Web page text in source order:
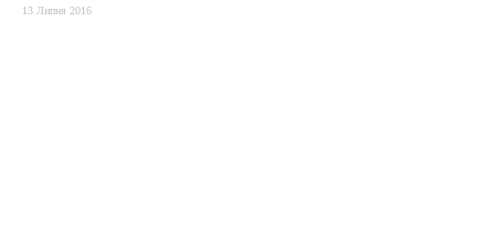
13 Липня 2016